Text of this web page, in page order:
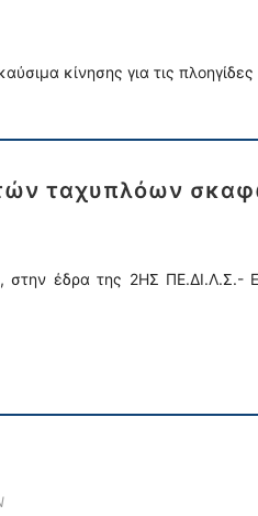
κίνησης για τις
ταχυπλόων
, στην έδρα της 2ΗΣ ΠΕ.ΔΙ.Λ.Σ.-